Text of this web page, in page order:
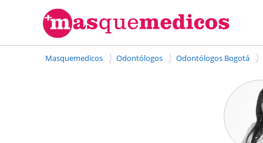
Masquemedicos Odontólogos Odontólogos Bogotá